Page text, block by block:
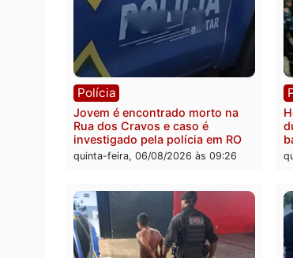
Polícia
Tragédia na BR-364: colisão
entre caminhão e carro deixa
quatro mortos em Porto Velho
quinta-feira, 06/08/2026 às 20:51